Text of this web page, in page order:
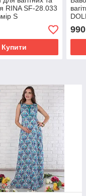
RINA SF-28.033
S
Купити
990